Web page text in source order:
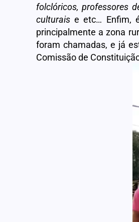
folclóricos, professores
culturais e etc… Enfim,
principalmente a zona
foram chamadas, e já
Comissão de